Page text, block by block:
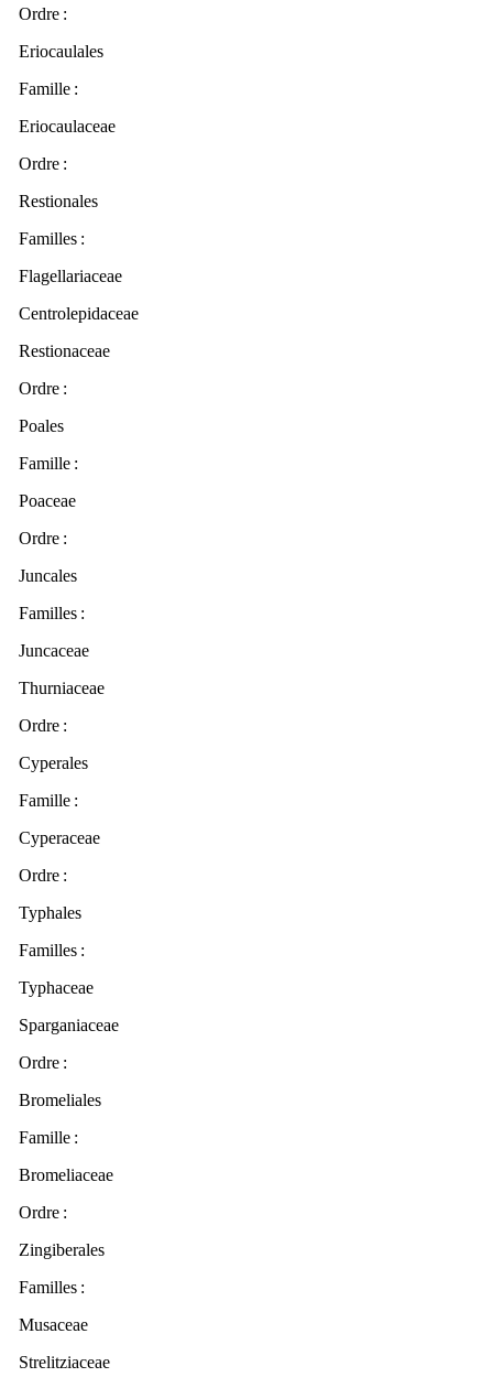
Ordre :
Eriocaulales
Famille :
Eriocaulaceae
Ordre :
Restionales
Familles :
Flagellariaceae
Centrolepidaceae
Restionaceae
Ordre :
Poales
Famille :
Poaceae
Ordre :
Juncales
Familles :
Juncaceae
Thurniaceae
Ordre :
Cyperales
Famille :
Cyperaceae
Ordre :
Typhales
Familles :
Typhaceae
Sparganiaceae
Ordre :
Bromeliales
Famille :
Bromeliaceae
Ordre :
Zingiberales
Familles :
Musaceae
Strelitziaceae